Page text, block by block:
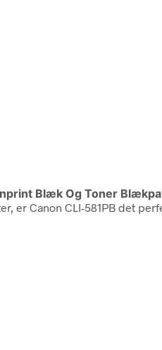
Blæk Og Toner
Canon CLI-581PB det